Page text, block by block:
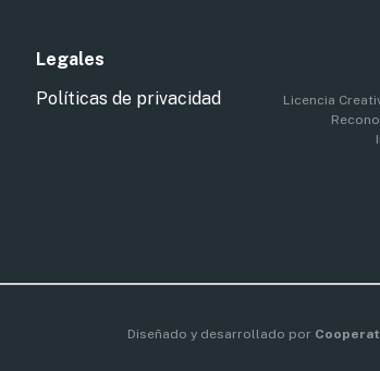
Legales
Políticas de privacidad
Licencia
Diseñado y desarrollado por